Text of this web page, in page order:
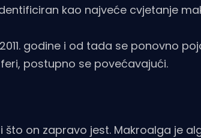
kao najveće cvjetanje
godine i od tada se ponovno
postupno se povećavajući.
on zapravo jest. Makroalga je